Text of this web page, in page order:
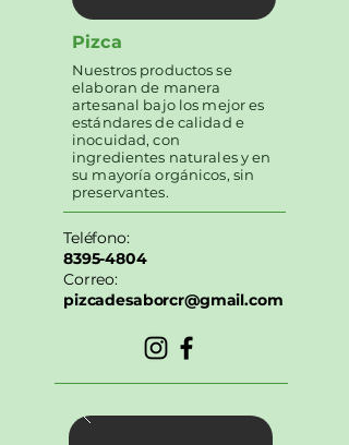
Pizca
Nuestros productos se
elaboran de manera
artesanal bajo los mejor es
estándares de calidad e
inocuidad, con
ingredientes naturales y en
su mayoría orgánicos, sin
preservantes.
Teléfono:
8395-4804
Correo:
pizcadesaborcr@gmail.com